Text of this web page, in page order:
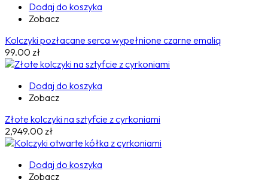
Dodaj do koszyka
Zobacz
Kolczyki pozłacane serca wypełnione czarne emalią
99.00 zł
Dodaj do koszyka
Zobacz
Złote kolczyki na sztyfcie z cyrkoniami
2,949.00 zł
Dodaj do koszyka
Zobacz